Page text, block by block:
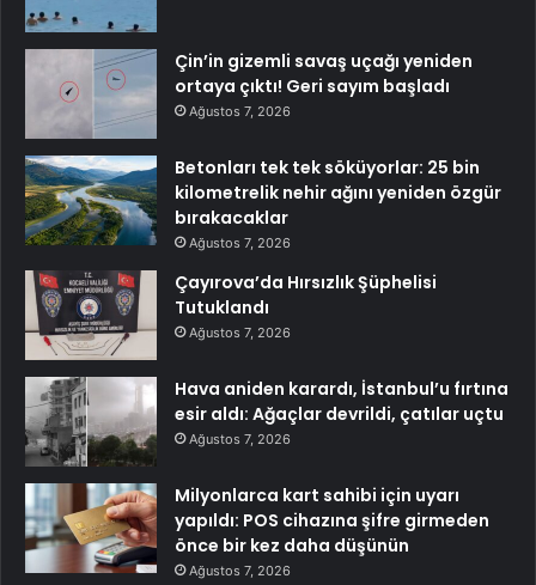
Çin’in gizemli savaş uçağı yeniden
ortaya çıktı! Geri sayım başladı
Ağustos 7, 2026
Betonları tek tek söküyorlar: 25 bin
kilometrelik nehir ağını yeniden özgür
bırakacaklar
Ağustos 7, 2026
Çayırova’da Hırsızlık Şüphelisi
Tutuklandı
Ağustos 7, 2026
Hava aniden karardı, İstanbul’u fırtına
esir aldı: Ağaçlar devrildi, çatılar uçtu
Ağustos 7, 2026
Milyonlarca kart sahibi için uyarı
yapıldı: POS cihazına şifre girmeden
önce bir kez daha düşünün
Ağustos 7, 2026